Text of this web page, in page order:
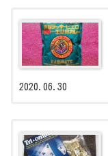
2020.06.30